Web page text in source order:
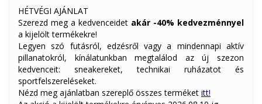
HÉTVÉGI AJÁNLAT
Szerezd meg a kedvenceidet akár -40% kedvezménnyel
a kijelölt termékekre!
Legyen szó futásról, edzésről vagy a mindennapi aktív
pillanatokról, kínálatunkban megtalálod az új szezon
kedvenceit: sneakereket, technikai ruházatot és
sportfelszereléseket.
Nézd meg ajánlatban szereplő összes terméket itt!